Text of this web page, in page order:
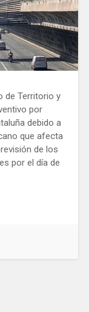
de Territorio y
por
debido a
que afecta
de los
por el día de